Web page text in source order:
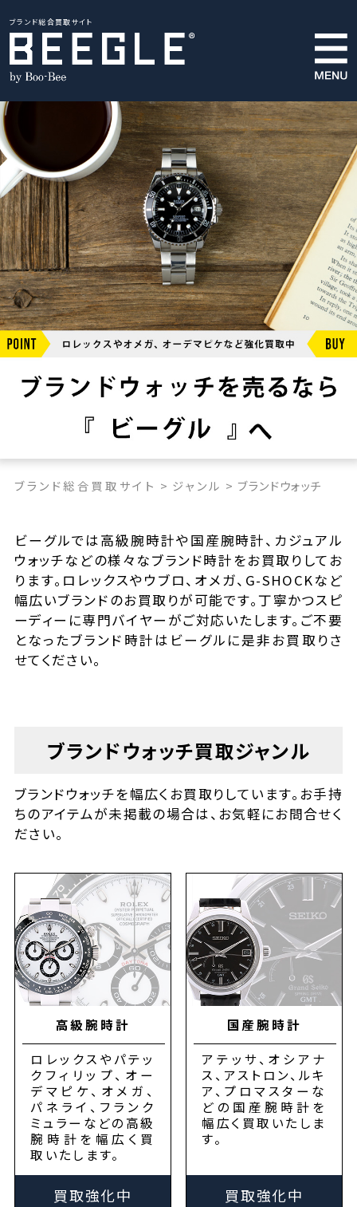
ブランド総合買取サイト
ブランド総合買取サイト > ジャンル > ブランドウォッチ
ビーグルでは高級腕時計や国産腕時計、カジュアル
ウォッチなどの様々なブランド時計をお買取りしてお
ります。ロレックスやウブロ、オメガ、G-SHOCKなど
幅広いブランドのお買取りが可能です。丁寧かつスピ
ーディーに専門バイヤーがご対応いたします。ご不要
となったブランド時計はビーグルに是非お買取りさ
せてください。
ブランドウォッチ買取ジャンル
ブランドウォッチを幅広くお買取りしています。お手持
ちのアイテムが未掲載の場合は、お気軽にお問合せく
ださい。
高級腕時計
ロレックスやパテッ
クフィリップ、オー
デマピケ、オメガ、
パネライ、フランク
ミュラーなどの高級
腕時計を幅広く買
取いたします。
買取強化中
国産腕時計
アテッサ、オシアナ
ス、アストロン、ルキ
ア、プロマスターな
どの国産腕時計を
幅広く買取いたしま
す。
買取強化中